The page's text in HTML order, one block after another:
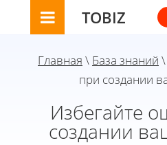
TOBIZ
Главная \ База знаний
при создании
Избегайте
создании